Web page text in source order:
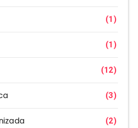
(1)
(1)
(12)
(3)
(2)